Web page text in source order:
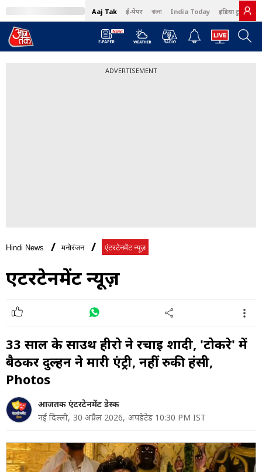
Aaj Tak ई-पेपर বাংলা India Today इंडिया टुडे हिंदी
ADVERTISEMENT
Hindi News मनोरंजन एंटरटेनमेंट न्यूज़
एंटरटेनमेंट न्यूज़
33 साल के साउथ हीरो ने रचाई शादी, 'टोकरे' में
बैठकर दुल्हन ने मारी एंट्री, नहीं रुकी हंसी,
Photos
आजतक एंटरटेनमेंट डेस्क
नई दिल्ली, 30 अप्रैल 2026, अपडेटेड 10:30 PM IST